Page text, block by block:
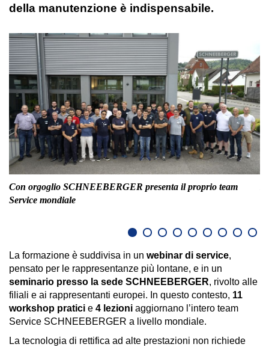
della manutenzione è indispensabile.
Con orgoglio SCHNEEBERGER presenta il proprio team
Service mondiale
La formazione è suddivisa in un webinar di service,
pensato per le rappresentanze più lontane, e in un
seminario presso la sede SCHNEEBERGER, rivolto alle
filiali e ai rappresentanti europei. In questo contesto, 11
workshop pratici e 4 lezioni aggiornano l’intero team
Service SCHNEEBERGER a livello mondiale.
La tecnologia di rettifica ad alte prestazioni non richiede